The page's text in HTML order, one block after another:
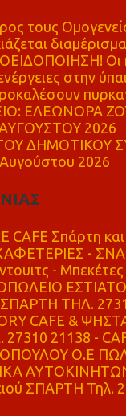
τους
Οι
στην
ΕΛΕΩΝΟΡΑ
2026
ΔΗΜΟΤΙΚΟΥ
2026
CAFE Σπάρτη
-
- Μπεκέτες
ΤΗΛ.
CAFE &
21138 -
Ο.Ε
ΣΠΑΡΤΗ Τηλ.